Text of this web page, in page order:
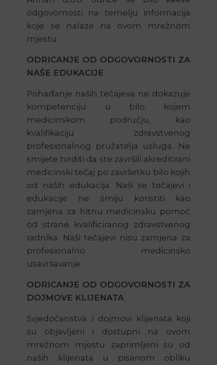
odgovornosti na temelju informacija
koje se nalaze na ovom mrežnom
mjestu.
ODRICANJE OD ODGOVORNOSTI ZA
NAŠE EDUKACIJE
Pohađanje naših tečajeva ne dokazuje
kompetenciju u bilo kojem
medicinskom području, kao
kvalifikaciju zdravstvenog
profesionalnog pružatelja usluga. Ne
smijete tvrditi da ste završili akreditirani
medicinski tečaj po završetku bilo kojih
od naših edukacija. Naši se tečajevi i
edukacije ne smiju koristiti kao
zamjena za hitnu medicinsku pomoć
od strane kvalificiranog zdravstvenog
radnika. Naši tečajevi nisu zamjena za
profesionalno medicinsko
usavršavanje.
ODRICANJE OD ODGOVORNOSTI ZA
DOJMOVE KLIJENATA
Svjedočanstva i dojmovi klijenata koji
su objavljeni i dostupni na ovom
mrežnom mjestu zaprimljeni su od
naših klijenata u pisanom obliku